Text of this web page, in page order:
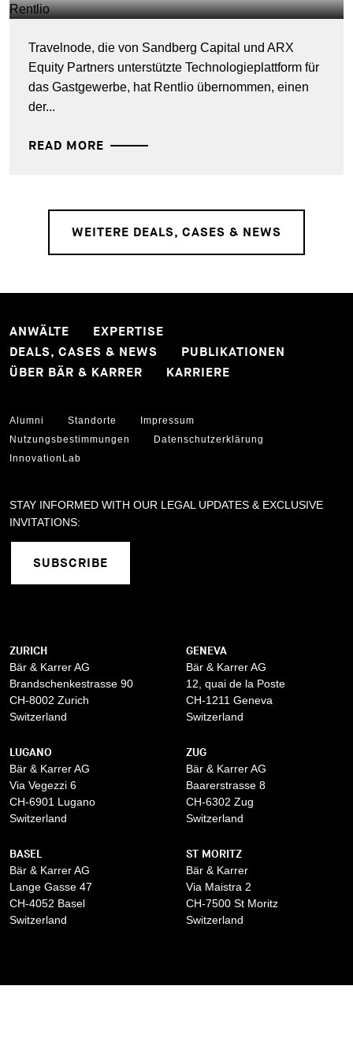
Travelnode, die von Sandberg Capital und ARX
Equity Partners unterstützte Technologieplattform für
das Gastgewerbe, hat Rentlio übernommen, einen
der...
READ MORE
WEITERE DEALS, CASES & NEWS
ANWÄLTE
EXPERTISE
DEALS, CASES & NEWS
PUBLIKATIONEN
ÜBER BÄR & KARRER
KARRIERE
Alumni Standorte
Impressum
Nutzungsbestimmungen
Datenschutzerklärung
InnovationLab
STAY INFORMED WITH OUR LEGAL UPDATES & EXCLUSIVE
INVITATIONS:
SUBSCRIBE
ZURICH
Bär & Karrer AG
Brandschenkestrasse 90
CH-8002 Zurich
Switzerland
GENEVA
Bär & Karrer AG
12, quai de la Poste
CH-1211 Geneva
Switzerland
LUGANO
Bär & Karrer AG
Via Vegezzi 6
CH-6901 Lugano
Switzerland
ZUG
Bär & Karrer AG
Baarerstrasse 8
CH-6302 Zug
Switzerland
BASEL
Bär & Karrer AG
Lange Gasse 47
CH-4052 Basel
Switzerland
ST MORITZ
Bär & Karrer
Via Maistra 2
CH-7500 St Moritz
Switzerland